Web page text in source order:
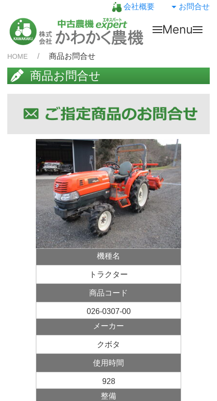
会社概要 お問合せ
Menu
HOME 商品お問合せ
商品お問合せ
機種名
トラクター
商品コード
026-0307-00
メーカー
クボタ
使用 時間
928
整備